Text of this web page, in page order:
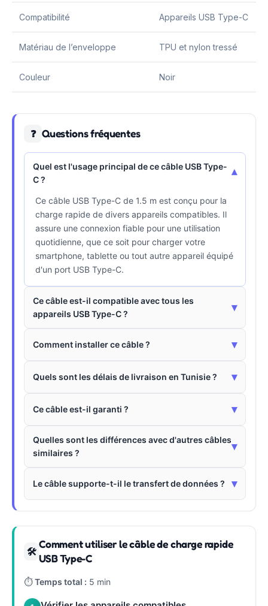
Compatibilité Appareils USB Type-C
Matériau de l’enveloppe TPU et nylon tressé
Couleur Noir
❓ Questions fréquentes
Quel est l'usage principal de ce câble USB Type-
C ?
▾
Ce câble USB Type-C de 1.5 m est conçu pour la
charge rapide de divers appareils compatibles. Il
assure une connexion fiable pour une utilisation
quotidienne, que ce soit pour charger votre
smartphone, tablette ou tout autre appareil équipé
d'un port USB Type-C.
Ce câble est-il compatible avec tous les
appareils USB Type-C ?
▾
Comment installer ce câble ? ▾
Quels sont les délais de livraison en Tunisie ? ▾
Ce câble est-il garanti ? ▾
Quelles sont les différences avec d'autres câbles
similaires ?
▾
Le câble supporte-t-il le transfert de données ? ▾
🛠
Comment utiliser le câble de charge rapide
USB Type-C
⏱Temps total : 5 min